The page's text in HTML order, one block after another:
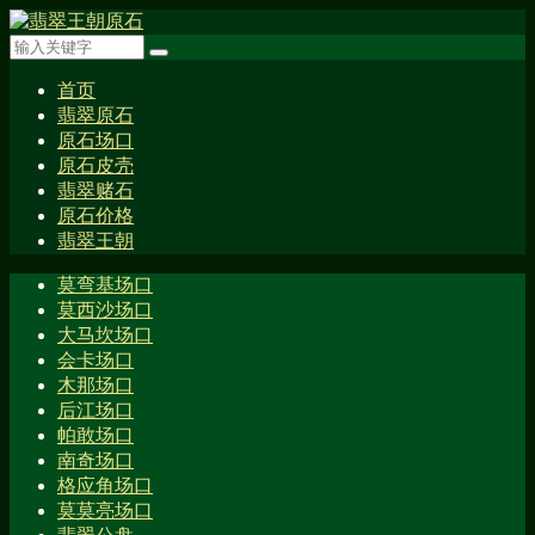
首页
翡翠原石
原石场口
原石皮壳
翡翠赌石
原石价格
翡翠王朝
莫弯基场口
莫西沙场口
大马坎场口
会卡场口
木那场口
后江场口
帕敢场口
南奇场口
格应角场口
莫莫亮场口